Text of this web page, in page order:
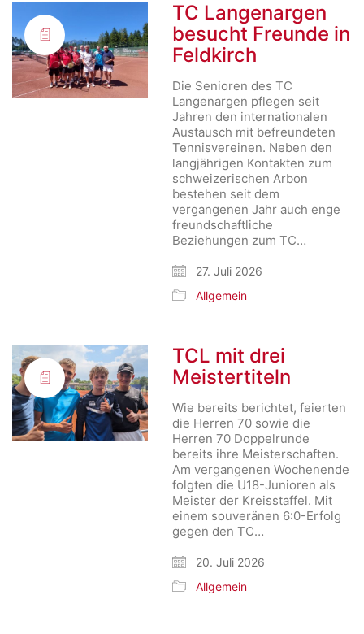
TC Langenargen
besucht Freunde in
Feldkirch
Die Senioren des TC
Langenargen pflegen seit
Jahren den internationalen
Austausch mit befreundeten
Tennisvereinen. Neben den
langjährigen Kontakten zum
schweizerischen Arbon
bestehen seit dem
vergangenen Jahr auch enge
freundschaftliche
Beziehungen zum TC…
27. Juli 2026
Allgemein
TCL mit drei
Meistertiteln
Wie bereits berichtet, feierten
die Herren 70 sowie die
Herren 70 Doppelrunde
bereits ihre Meisterschaften.
Am vergangenen Wochenende
folgten die U18-Junioren als
Meister der Kreisstaffel. Mit
einem souveränen 6:0-Erfolg
gegen den TC…
20. Juli 2026
Allgemein